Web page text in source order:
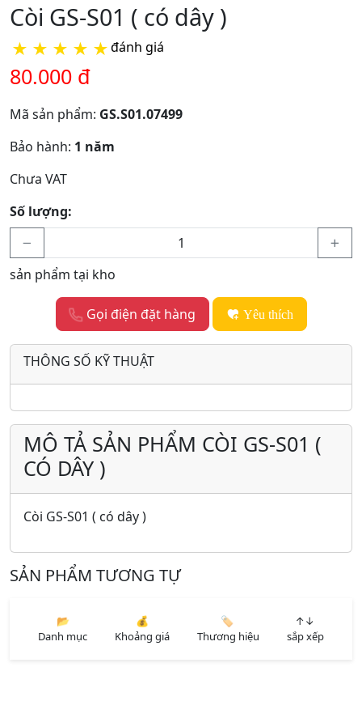
Còi GS-S01 ( có dây )
★ ★ ★ ★ ★đánh giá
80.000 đ
Mã sản phẩm: GS.S01.07499
Bảo hành: 1 năm
Chưa VAT
Số lượng:
sản phẩm tại kho
Gọi điện đặt hàng Yêu thích
THÔNG SỐ KỸ THUẬT
MÔ TẢ SẢN PHẨM CÒI GS-S01 (
CÓ DÂY )
Còi GS-S01 ( có dây )
SẢN PHẨM TƯƠNG TỰ
📂
Danh mục
💰
Khoảng giá
🏷️
Thương hiệu
↑↓
sắp xếp